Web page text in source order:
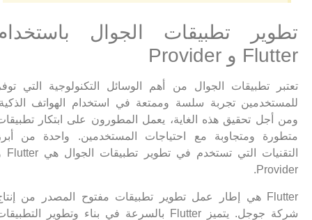
تطوير تطبيقات الجوال باستخدام
Flutter و Provider
تعتبر تطبيقات الجوال من أهم الوسائل التكنولوجية التي توفر
للمستخدمين تجربة سلسة وممتعة في استخدام الهواتف الذكية.
ومن أجل تحقيق هذه الغاية، يعمل المطورون على ابتكار تطبيقات
متطورة ومتجاوبة مع احتياجات المستخدمين. واحدة من أبرز
التقنيات التي تستخدم في تطوير تطبيقات الجوال هي Flutter و
Provider.
Flutter هي إطار عمل تطوير تطبيقات مفتوح المصدر من إنتاج
شركة جوجل. يتميز Flutter بالسرعة في بناء وتطوير التطبيقات